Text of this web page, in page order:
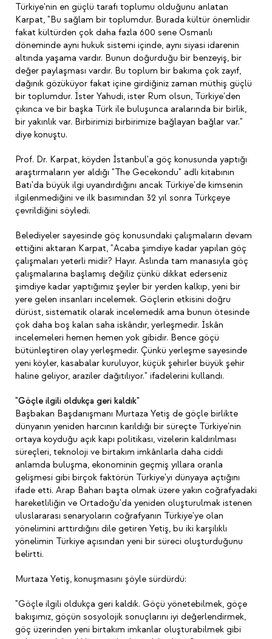
Türkiye'nin en güçlü tarafı toplumu olduğunu anlatan
Karpat, "Bu sağlam bir toplumdur. Burada kültür önemlidir
fakat kültürden çok daha fazla 600 sene Osmanlı
döneminde aynı hukuk sistemi içinde, aynı siyasi idarenin
altında yaşama vardır. Bunun doğurduğu bir benzeyiş, bir
değer paylaşması vardır. Bu toplum bir bakıma çok zayıf,
dağınık gözüküyor fakat içine girdiğiniz zaman müthiş güçlü
bir toplumdur. İster Yahudi, ister Rum olsun, Türkiye'den
çıkınca ve bir başka Türk ile buluşunca aralarında bir birlik,
bir yakınlık var. Birbirimizi birbirimize bağlayan bağlar var."
diye konuştu.
Prof. Dr. Karpat, köyden İstanbul'a göç konusunda yaptığı
araştırmaların yer aldığı "The Gecekondu" adlı kitabının
Batı'da büyük ilgi uyandırdığını ancak Türkiye'de kimsenin
ilgilenmediğini ve ilk basımından 32 yıl sonra Türkçeye
çevrildiğini söyledi.
Belediyeler sayesinde göç konusundaki çalışmaların devam
ettiğini aktaran Karpat, "Acaba şimdiye kadar yapılan göç
çalışmaları yeterli midir? Hayır. Aslında tam manasıyla göç
çalışmalarına başlamış değiliz çünkü dikkat ederseniz
şimdiye kadar yaptığımız şeyler bir yerden kalkıp, yeni bir
yere gelen insanları incelemek. Göçlerin etkisini doğru
dürüst, sistematik olarak incelemedik ama bunun ötesinde
çok daha boş kalan saha iskândır, yerleşmedir. İskân
incelemeleri hemen hemen yok gibidir. Bence göçü
bütünleştiren olay yerleşmedir. Çünkü yerleşme sayesinde
yeni köyler, kasabalar kuruluyor, küçük şehirler büyük şehir
haline geliyor, araziler dağıtılıyor." ifadelerini kullandı.
"Göçle ilgili oldukça geri kaldık"
Başbakan Başdanışmanı Murtaza Yetiş de göçle birlikte
dünyanın yeniden harcının karıldığı bir süreçte Türkiye'nin
ortaya koyduğu açık kapı politikası, vizelerin kaldırılması
süreçleri, teknoloji ve birtakım imkânlarla daha ciddi
anlamda buluşma, ekonominin geçmiş yıllara oranla
gelişmesi gibi birçok faktörün Türkiye'yi dünyaya açtığını
ifade etti. Arap Baharı başta olmak üzere yakın coğrafyadaki
hareketliliğin ve Ortadoğu'da yeniden oluşturulmak istenen
uluslararası senaryoların coğrafyanın Türkiye'ye olan
yönelimini arttırdığını dile getiren Yetiş, bu iki karşılıklı
yönelimin Türkiye açısından yeni bir süreci oluşturduğunu
belirtti.
Murtaza Yetiş, konuşmasını şöyle sürdürdü:
"Göçle ilgili oldukça geri kaldık. Göçü yönetebilmek, göçe
bakışımız, göçün sosyolojik sonuçlarını iyi değerlendirmek,
göç üzerinden yeni birtakım imkanlar oluşturabilmek gibi